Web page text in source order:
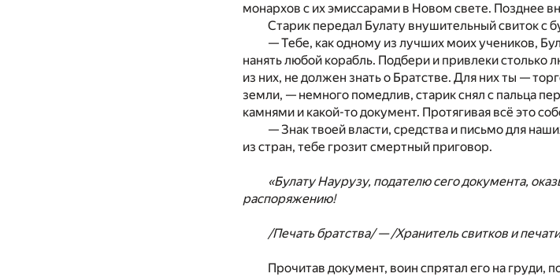
монархов с их эмиссарами в Новом свете. Позднее
Старик передал Булату внушительный свиток с
— Тебе, как одному из лучших моих учеников,
нанять любой корабль. Подбери и привлеки
из них, не должен знать о Братстве. Для них ты —
земли, — немного помедлив, старик снял с пальца
камнями и какой-то документ. Протягивая всё это
— Знак твоей власти, средства и письмо для
из стран, тебе грозит смертный приговор.
«Булату Наурузу, подателю сего документа,
распоряжению!
/Печать братства/ — /Хранитель свитков и
Прочитав документ, воин спрятал его на груди,